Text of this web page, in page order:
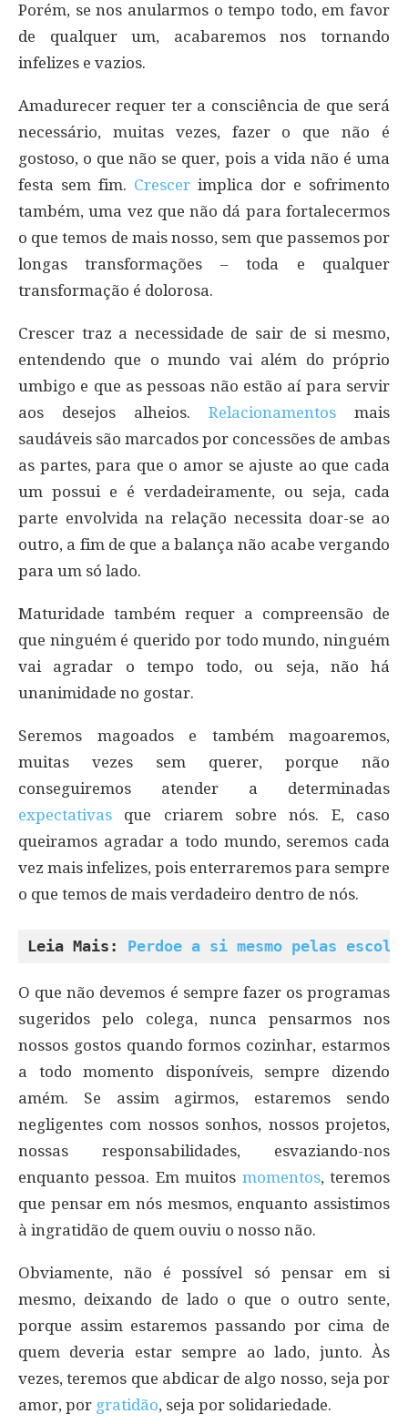
Porém, se nos anularmos o tempo todo, em favor
de qualquer um, acabaremos nos tornando
infelizes e vazios.
Amadurecer requer ter a consciência de que será
necessário, muitas vezes, fazer o que não é
gostoso, o que não se quer, pois a vida não é uma
festa sem fim. Crescer implica dor e sofrimento
também, uma vez que não dá para fortalecermos
o que temos de mais nosso, sem que passemos por
longas transformações – toda e qualquer
transformação é dolorosa.
Crescer traz a necessidade de sair de si mesmo,
entendendo que o mundo vai além do próprio
umbigo e que as pessoas não estão aí para servir
aos desejos alheios. Relacionamentos mais
saudáveis são marcados por concessões de ambas
as partes, para que o amor se ajuste ao que cada
um possui e é verdadeiramente, ou seja, cada
parte envolvida na relação necessita doar-se ao
outro, a fim de que a balança não acabe vergando
para um só lado.
Maturidade também requer a compreensão de
que ninguém é querido por todo mundo, ninguém
vai agradar o tempo todo, ou seja, não há
unanimidade no gostar.
Seremos magoados e também magoaremos,
muitas vezes sem querer, porque não
conseguiremos atender a determinadas
expectativas que criarem sobre nós. E, caso
queiramos agradar a todo mundo, seremos cada
vez mais infelizes, pois enterraremos para sempre
o que temos de mais verdadeiro dentro de nós.
Leia Mais: Perdoe a si mesmo pelas
O que não devemos é sempre fazer os programas
sugeridos pelo colega, nunca pensarmos nos
nossos gostos quando formos cozinhar, estarmos
a todo momento disponíveis, sempre dizendo
amém. Se assim agirmos, estaremos sendo
negligentes com nossos sonhos, nossos projetos,
nossas responsabilidades, esvaziando-nos
enquanto pessoa. Em muitos momentos, teremos
que pensar em nós mesmos, enquanto assistimos
à ingratidão de quem ouviu o nosso não.
Obviamente, não é possível só pensar em si
mesmo, deixando de lado o que o outro sente,
porque assim estaremos passando por cima de
quem deveria estar sempre ao lado, junto. Às
vezes, teremos que abdicar de algo nosso, seja por
amor, por gratidão, seja por solidariedade.